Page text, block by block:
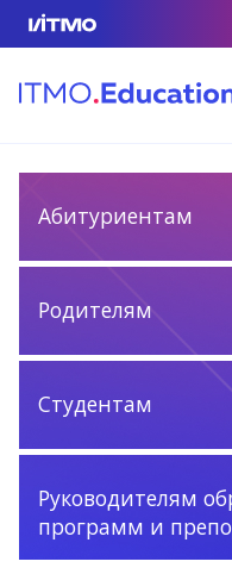
Абитуриентам
Родителям
Студентам
Руководителям
программ и